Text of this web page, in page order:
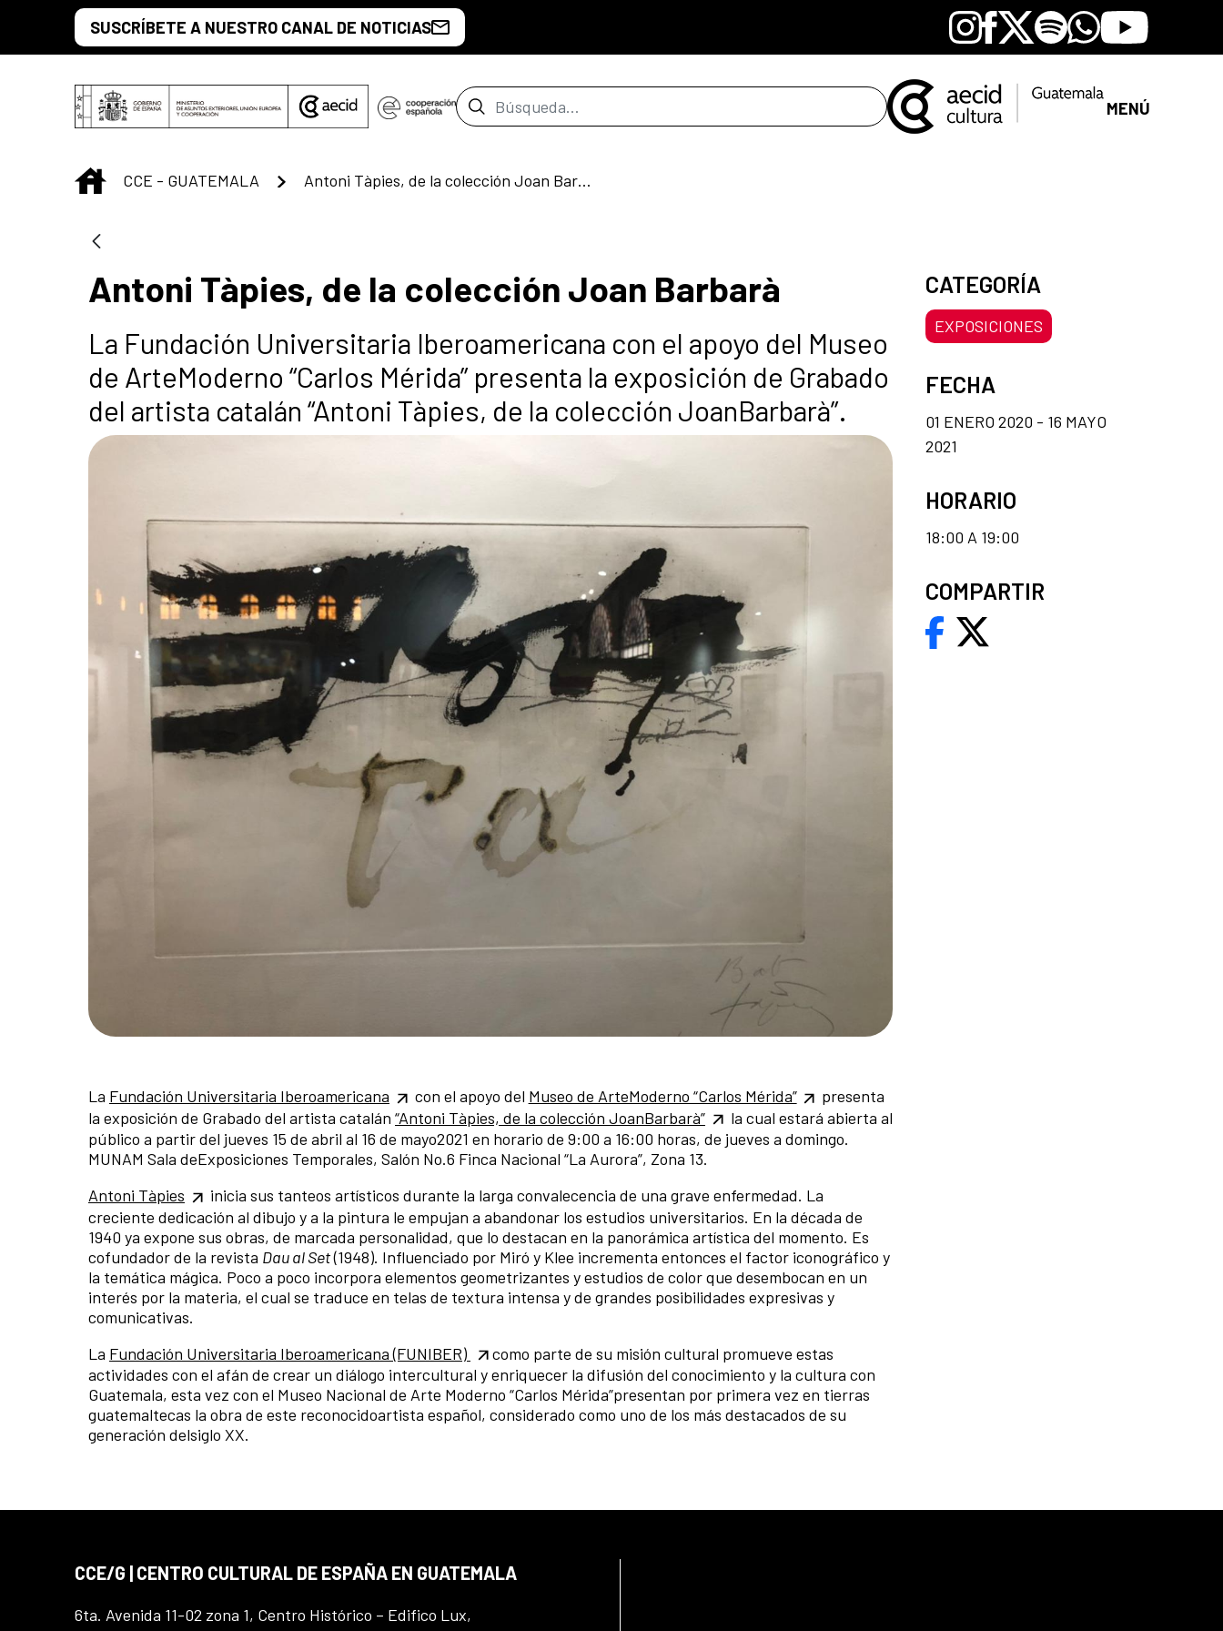
Saltar al contenido principal
SUSCRÍBETE A NUESTRO CANAL DE NOTICIAS Instagram
Facebook
X SpotifyWhatsapp
Youtube
Barra de búsqueda MENÚ
INICIO
CCE - GUATEMALA Antoni Tàpies, de la colección Joan Barbarà
Antoni Tàpies, de la colección Joan Barbarà
La Fundación Universitaria Iberoamericana con el apoyo del Museo
de ArteModerno “Carlos Mérida” presenta la exposición de Grabado
del artista catalán “Antoni Tàpies, de la colección JoanBarbarà”.
La Fundación Universitaria Iberoamericana con el apoyo del Museo de ArteModerno “Carlos Mérida”
presenta
la exposición de Grabado del artista catalán “Antoni Tàpies, de la colección JoanBarbarà”
la cual estará abierta al
público a partir del jueves 15 de abril al 16 de mayo2021 en horario de 9:00 a 16:00 horas, de jueves a domingo.
MUNAM Sala deExposiciones Temporales, Salón No.6 Finca Nacional “La Aurora”, Zona 13.
Antoni Tàpies
inicia sus tanteos artísticos durante la larga convalecencia de una grave enfermedad. La
creciente dedicación al dibujo y a la pintura le empujan a abandonar los estudios universitarios. En la década de
1940 ya expone sus obras, de marcada personalidad, que lo destacan en la panorámica artística del momento. Es
cofundador de la revista Dau al Set(1948). Influenciado por Miró y Klee incrementa entonces el factor iconográfico y
la temática mágica. Poco a poco incorpora elementos geometrizantes y estudios de color que desembocan en un
interés por la materia, el cual se traduce en telas de textura intensa y de grandes posibilidades expresivas y
comunicativas.
La Fundación Universitaria Iberoamericana (FUNIBER)
como parte de su misión cultural promueve estas
actividades con el afán de crear un diálogo intercultural y enriquecer la difusión del conocimiento y la cultura con
Guatemala, esta vez con el Museo Nacional de Arte Moderno “Carlos Mérida”presentan por primera vez en tierras
guatemaltecas la obra de este reconocidoartista español, considerado como uno de los más destacados de su
generación delsiglo XX.
CATEGORÍA
EXPOSICIONES
FECHA
01 ENERO 2020 - 16 MAYO
2021
HORARIO
18:00 A 19:00
COMPARTIR
CCE/G | CENTRO CULTURAL DE ESPAÑA EN GUATEMALA
6ta. Avenida 11-02 zona 1, Centro Histórico – Edifico Lux,